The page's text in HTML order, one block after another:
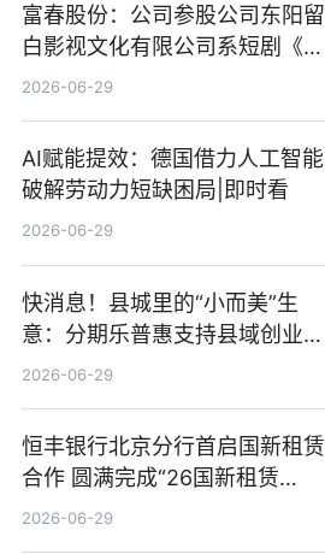
富春股份：公司参股公司东阳留
白影视文化有限公司系短剧《风
声之双生谜局》的出品方 热门看
2026-06-29
AI赋能提效：德国借力人工智能
破解劳动力短缺困局|即时看
2026-06-29
快消息！县城里的“小而美”生
意：分期乐普惠支持县域创业者
扎根生长
2026-06-29
恒丰银行北京分行首启国新租赁
合作 圆满完成“26国新租赁
SCP003”发行_焦点精选
2026-06-29